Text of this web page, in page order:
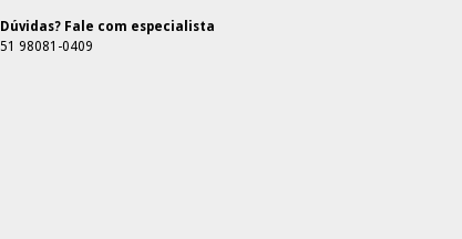
Dúvidas? Fale com especialista
51 98081-0409